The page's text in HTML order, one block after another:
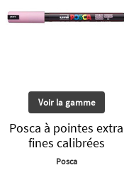
Voir la gamme
Posca à pointes extra
fines calibrées
Posca